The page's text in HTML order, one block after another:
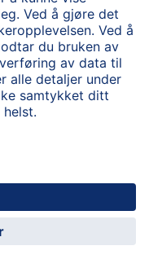
Cookie policy
oss